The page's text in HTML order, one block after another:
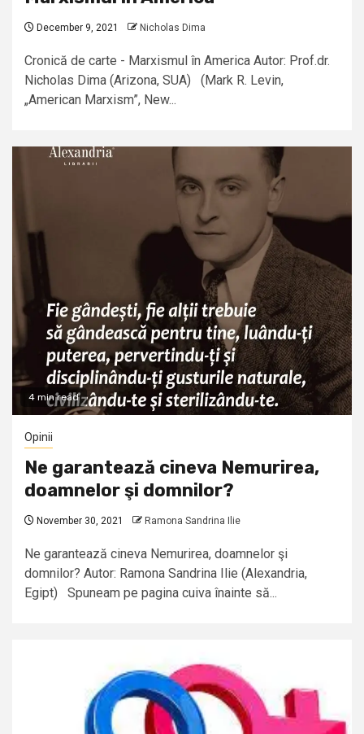
December 9, 2021 Nicholas Dima
Cronică de carte - Marxismul în America Autor: Prof.dr.
Nicholas Dima (Arizona, SUA) (Mark R. Levin,
„American Marxism”, New...
4 min read
Opinii
Ne garantează cineva Nemurirea,
doamnelor şi domnilor?
November 30, 2021 Ramona Sandrina Ilie
Ne garantează cineva Nemurirea, doamnelor şi
domnilor? Autor: Ramona Sandrina Ilie (Alexandria,
Egipt) Spuneam pe pagina cuiva înainte să...